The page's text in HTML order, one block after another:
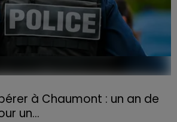
à Chaumont : un an de
un...